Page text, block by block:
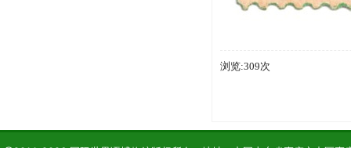
浏览:309次